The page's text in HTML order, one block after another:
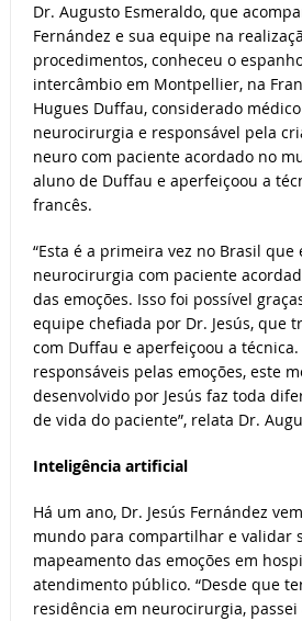
Dr. Augusto Esmeraldo, que
Fernández e sua equipe na
procedimentos, conheceu o
intercâmbio em Montpellier, na
Hugues Duffau, considerado
neurocirurgia e responsável pela
neuro com paciente acordado no
aluno de Duffau e aperfeiçoou a
francês.
“Esta é a primeira vez no Brasil que
neurocirurgia com paciente
das emoções. Isso foi possível
equipe chefiada por Dr. Jesús, que
com Duffau e aperfeiçoou a
responsáveis pelas emoções, este
desenvolvido por Jesús faz toda
de vida do paciente”, relata Dr.
Inteligência artificial
Há um ano, Dr. Jesús Fernández
mundo para compartilhar e validar
mapeamento das emoções em
atendimento público. “Desde que
residência em neurocirurgia,